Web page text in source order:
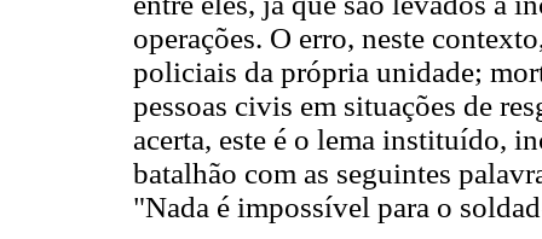
operações. O erro, neste
policiais da própria unidade;
pessoas civis em situações de
acerta, este é o lema instituído,
batalhão com as seguintes
"Nada é impossível para o